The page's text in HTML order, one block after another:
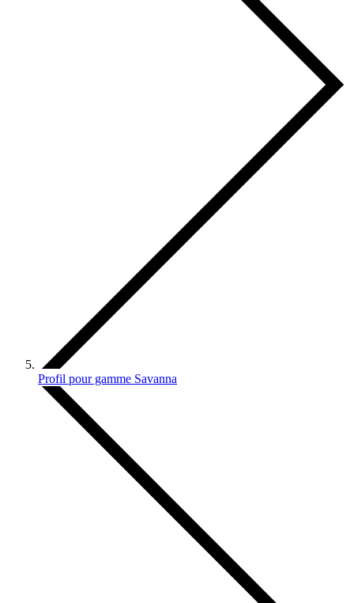
Profil pour gamme Savanna